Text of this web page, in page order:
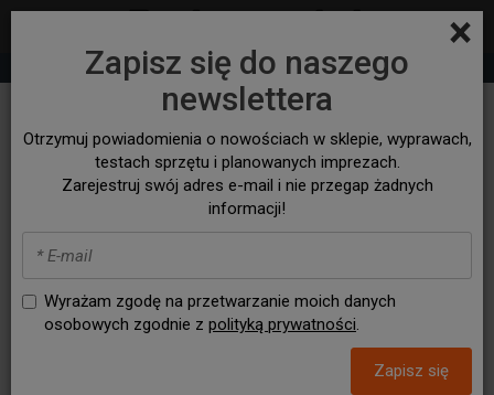
×
Zapisz się do naszego
newslettera
Otrzymuj powiadomienia o nowościach w sklepie, wyprawach,
testach sprzętu i planowanych imprezach.
Zarejestruj swój adres e-mail i nie przegap żadnych
informacji!
Wyrażam zgodę na przetwarzanie moich danych
osobowych zgodnie z polityką prywatności.
Zapisz się
+48 530 932 305 sklep@bezasfaltu4x4.com